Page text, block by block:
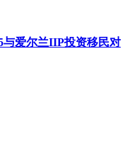
与爱尔兰IIP投资移民对